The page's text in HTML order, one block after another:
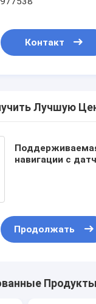
Контакт
Лучшую
навигации с
Продолжать
Продукты